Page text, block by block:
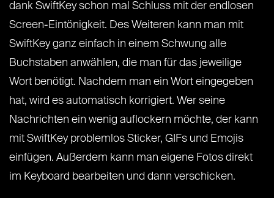
dank SwiftKey schon mal Schluss mit der endlosen
Screen-Eintönigkeit. Des Weiteren kann man mit
SwiftKey ganz einfach in einem Schwung alle
Buchstaben anwählen, die man für das jeweilige
Wort benötigt. Nachdem man ein Wort eingegeben
hat, wird es automatisch korrigiert. Wer seine
Nachrichten ein wenig auflockern möchte, der kann
mit SwiftKey problemlos Sticker, GIFs und Emojis
einfügen. Außerdem kann man eigene Fotos direkt
im Keyboard bearbeiten und dann verschicken.